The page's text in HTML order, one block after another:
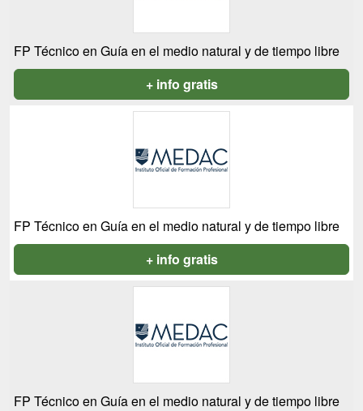
FP Técnico en Guía en el medio natural y de tiempo libre
+ info gratis
FP Técnico en Guía en el medio natural y de tiempo libre
+ info gratis
FP Técnico en Guía en el medio natural y de tiempo libre